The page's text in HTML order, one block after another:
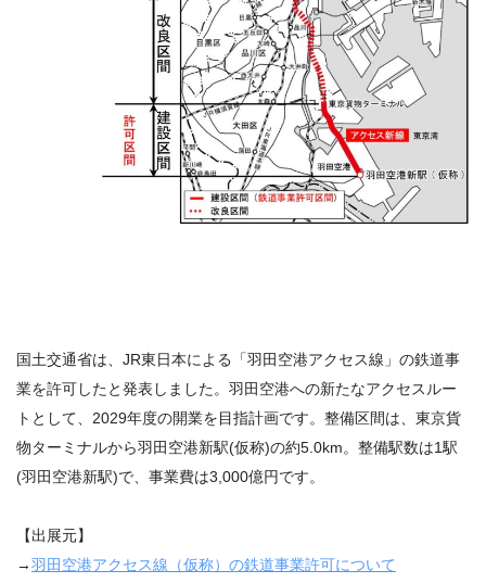
国土交通省は、JR東日本による「羽田空港アクセス線」の鉄道事
業を許可したと発表しました。羽田空港への新たなアクセスルー
トとして、2029年度の開業を目指計画です。整備区間は、東京貨
物ターミナルから羽田空港新駅(仮称)の約5.0km。整備駅数は1駅
(羽田空港新駅)で、事業費は3,000億円です。
【出展元】
→羽田空港アクセス線（仮称）の鉄道事業許可について